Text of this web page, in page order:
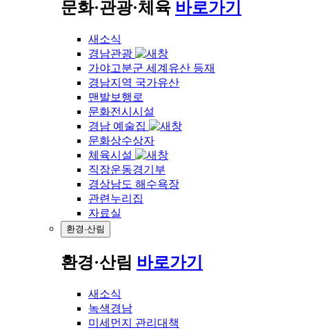
문화·관광·체육 바로가기
새소식
경남관광
가야고분군 세계유산 등재
경남지역 국가유산
맨발보행로
문화전시시설
경남 예술집
문화상수상자
체육시설
직장운동경기부
경상남도 해수욕장
관련누리집
자료실
환경·산림
환경·산림 바로가기
새소식
녹색경남
미세먼지 관리대책